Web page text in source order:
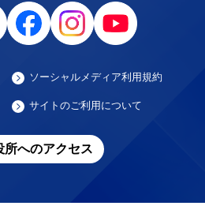
ソーシャルメディア利用規約
サイトのご利用について
所へのアクセス